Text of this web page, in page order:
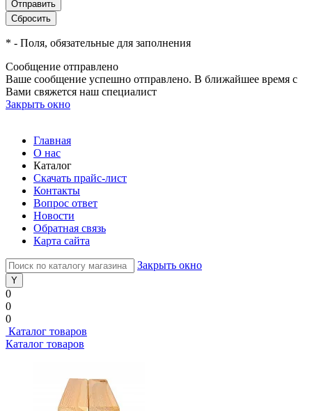
* - Поля, обязательные для заполнения
Сообщение отправлено
Ваше сообщение успешно отправлено. В ближайшее время с
Вами свяжется наш специалист
Закрыть окно
Главная
О нас
Каталог
Скачать прайс-лист
Контакты
Вопрос ответ
Новости
Обратная связь
Карта сайта
Закрыть окно
0
0
0
Каталог товаров
Каталог товаров